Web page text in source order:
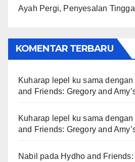
Ayah Pergi, Penyesalan
KOMENTAR TERBARU
Kuharap lepel ku sama dengan
and Friends: Gregory and
Kuharap lepel ku sama dengan
and Friends: Gregory and
Nabil pada Hydho and Friends: